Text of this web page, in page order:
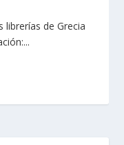
librerías de Grecia